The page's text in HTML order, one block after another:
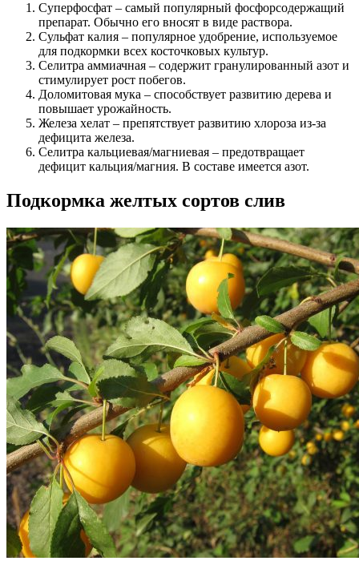
Суперфосфат – самый популярный фосфорсодержащий
препарат. Обычно его вносят в виде раствора.
Сульфат калия – популярное удобрение, используемое
для подкормки всех косточковых культур.
Селитра аммиачная – содержит гранулированный азот и
стимулирует рост побегов.
Доломитовая мука – способствует развитию дерева и
повышает урожайность.
Железа хелат – препятствует развитию хлороза из-за
дефицита железа.
Селитра кальциевая/магниевая – предотвращает
дефицит кальция/магния. В составе имеется азот.
Подкормка желтых сортов слив